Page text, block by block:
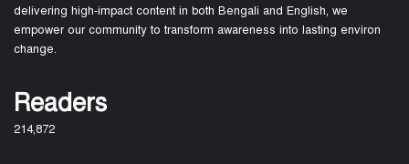
delivering high-impact content in both Bengali and English, we
empower our community to transform awareness into lasting environ
change.
Readers
214,872